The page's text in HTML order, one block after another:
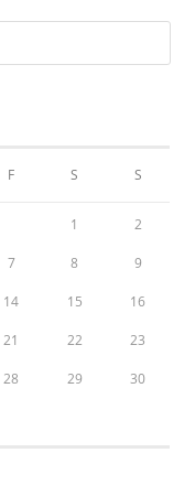
F S S
1 2
7 8 9
14 15 16
21 22 23
28 29 30